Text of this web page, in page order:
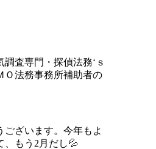
査専門・探偵法務‘ｓ
Ｏ法務事務所補助者の
ございます。今年もよ
、もう2月だし💦